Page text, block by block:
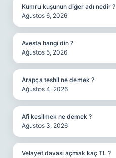
Kumru kuşunun diğer adı nedir ?
Ağustos 6, 2026
Avesta hangi din ?
Ağustos 5, 2026
Arapça teshil ne demek ?
Ağustos 4, 2026
Afi kesilmek ne demek ?
Ağustos 3, 2026
Velayet davası açmak kaç TL ?